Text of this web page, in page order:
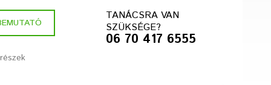
TANÁCSRA VAN
SZÜKSÉGE?
06 70 417 6555